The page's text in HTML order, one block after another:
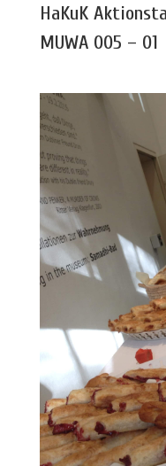
HaKuK
MUWA 005 – 01